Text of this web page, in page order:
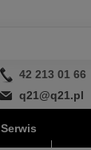
42 213 01 66
q21@q21.pl
Serwis